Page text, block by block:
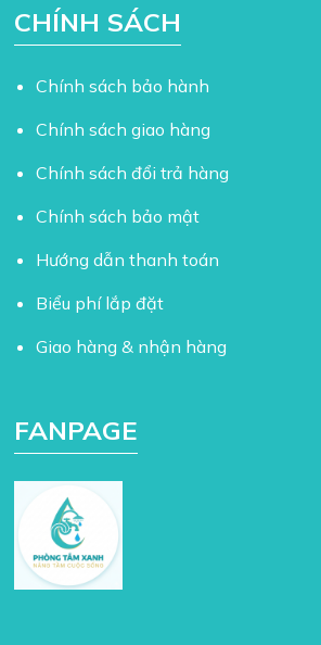
CHÍNH SÁCH
Chính sách bảo hành
Chính sách giao hàng
Chính sách đổi trả hàng
Chính sách bảo mật
Hướng dẫn thanh toán
Biểu phí lắp đặt
Giao hàng & nhận hàng
FANPAGE